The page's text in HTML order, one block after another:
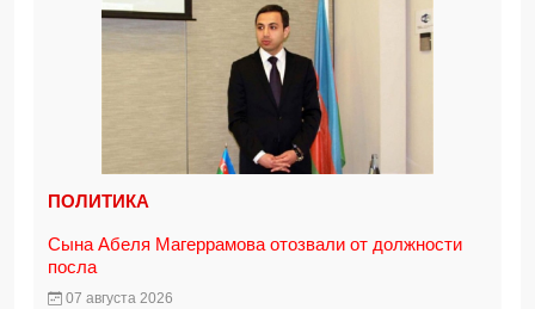
ПОЛИТИКА
Сына Абеля Магеррамова отозвали от должности
посла
07 августа 2026